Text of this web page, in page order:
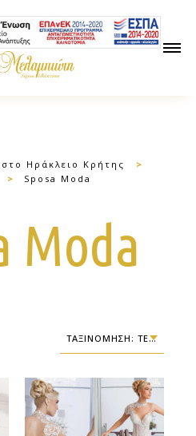
Ηράκλειο Κρήτης
>
> Sposa Moda
Moda
ΤΑΞΙΝΌΜΗΣΗ: ΤΕΛΕΥΤΑΊΑ